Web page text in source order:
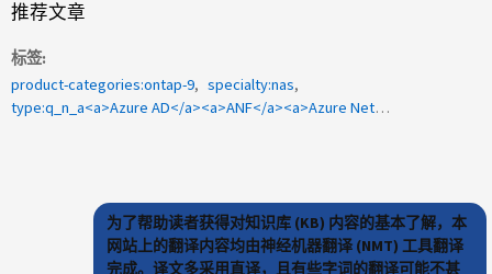
推荐文章
标签
product-categories:ontap-9
specialty:nas
type:q_n_a<a>Azure AD</a><a>ANF</a><a>Azure NetApp Files</a><a>Oauth2.0</a><a>Azureキーボールト</a>
为了帮助读者获得对知识库 (KB) 内容的基本了解，本
网站上的翻译内容均由神经机器翻译 (NMT) 工具翻译
完成。译文多采用直译，且有些字词的翻译可能不甚